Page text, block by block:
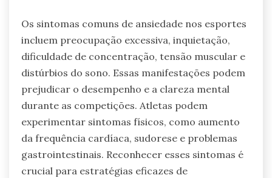
Os sintomas comuns de ansiedade nos esportes
incluem preocupação excessiva, inquietação,
dificuldade de concentração, tensão muscular e
distúrbios do sono. Essas manifestações podem
prejudicar o desempenho e a clareza mental
durante as competições. Atletas podem
experimentar sintomas físicos, como aumento
da frequência cardíaca, sudorese e problemas
gastrointestinais. Reconhecer esses sintomas é
crucial para estratégias eficazes de